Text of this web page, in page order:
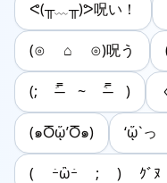
ᕙ(╥﹏╥)ᕗ呪い！
(⊙ ⌂ ⊙)呪う
(; ˃̶̿ ~ ˂̶̿ )
(๑Ⴃᾥ’Ⴃ๑) ‘ᾥ`
( ｰ̀ὢｰ́ ; ) ｸﾞﾇ